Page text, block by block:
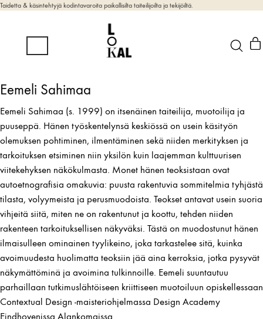
Taidetta & käsintehtyjä kodintavaroita paikallisilta taiteilijoilta ja tekijöiltä.
Eemeli Sahimaa
Eemeli Sahimaa (s. 1999) on itsenäinen taiteilija, muotoilija ja
puuseppä. Hänen työskentelynsä keskiössä on usein käsityön
olemuksen pohtiminen, ilmentäminen sekä niiden merkityksen ja
tarkoituksen etsiminen niin yksilön kuin laajemman kulttuurisen
viitekehyksen näkökulmasta. Monet hänen teoksistaan ovat
autoetnografisia omakuvia: puusta rakentuvia sommitelmia tyhjästä
tilasta, volyymeista ja perusmuodoista. Teokset antavat usein suoria
vihjeitä siitä, miten ne on rakentunut ja koottu, tehden niiden
rakenteen tarkoituksellisen näkyväksi. Tästä on muodostunut hänen
ilmaisulleen ominainen tyylikeino, joka tarkastelee sitä, kuinka
avoimuudesta huolimatta teoksiin jää aina kerroksia, jotka pysyvät
näkymättöminä ja avoimina tulkinnoille. Eemeli suuntautuu
parhaillaan tutkimuslähtöiseen kriittiseen muotoiluun opiskellessaan
Contextual Design -maisteriohjelmassa Design Academy
Eindhovenissa Alankomaissa.